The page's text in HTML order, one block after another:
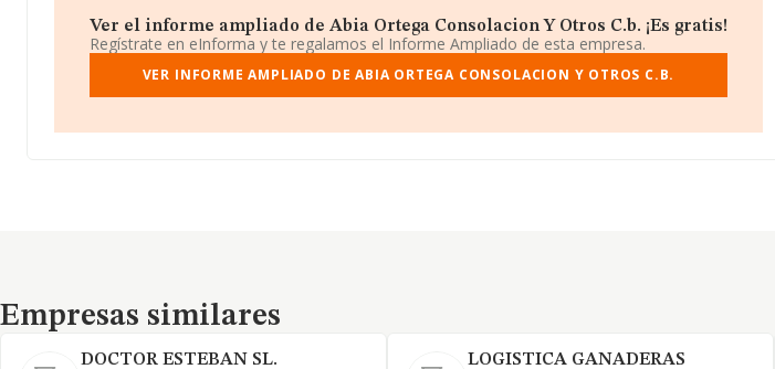
Ver el informe ampliado de Abia Ortega Consolacion Y Otros C.b. ¡Es gratis!
Regístrate en eInforma y te regalamos el Informe Ampliado de esta empresa.
VER INFORME AMPLIADO DE ABIA ORTEGA CONSOLACION Y OTROS C.B.
Empresas similares
Empresas similares
DOCTOR ESTEBAN SL.
LOGISTICA GANADERAS